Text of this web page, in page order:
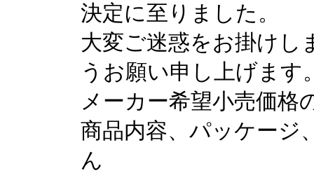
決定に至りました。
大変ご迷惑をお掛けし
うお願い申し上げます
メーカー希望小売価格
商品内容、パッケージ
ん